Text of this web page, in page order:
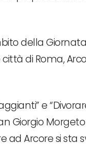
della
di Roma,
e
Giorgio Morgeto
ad Arcore si sta